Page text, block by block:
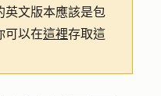
英文版本應該是包
可以在這裡存取這